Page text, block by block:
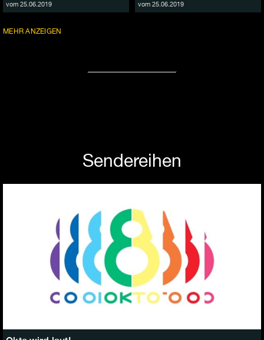
vom 25.06.2019 vom 25.06.2019
MEHRFOLGEN
ANZEIGEN
Sendereihen